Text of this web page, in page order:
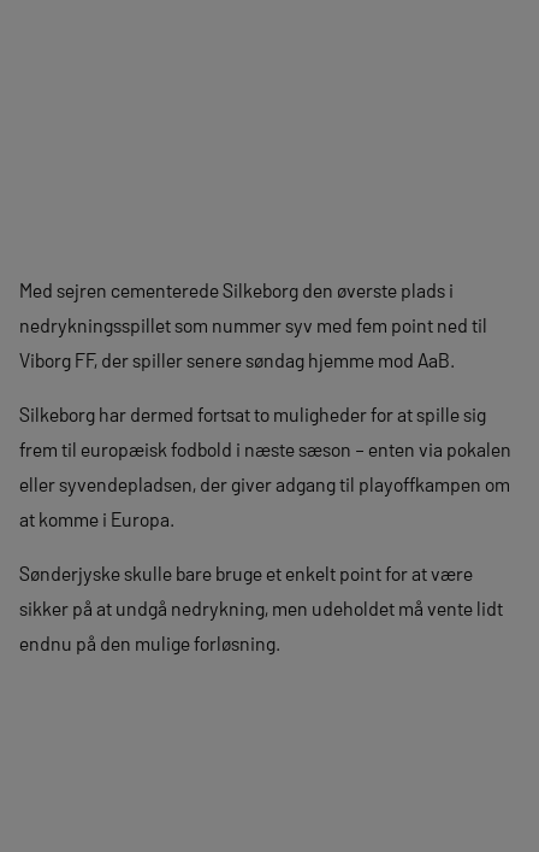
Med sejren cementerede Silkeborg den øverste plads i
nedrykningsspillet som nummer syv med fem point ned til
Viborg FF, der spiller senere søndag hjemme mod AaB.
Silkeborg har dermed fortsat to muligheder for at spille sig
frem til europæisk fodbold i næste sæson – enten via pokalen
eller syvendepladsen, der giver adgang til playoffkampen om
at komme i Europa.
Sønderjyske skulle bare bruge et enkelt point for at være
sikker på at undgå nedrykning, men udeholdet må vente lidt
endnu på den mulige forløsning.